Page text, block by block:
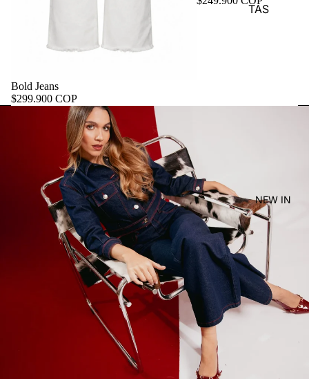
TAS
NEW IN
Bold Jeans
$299.900 COP